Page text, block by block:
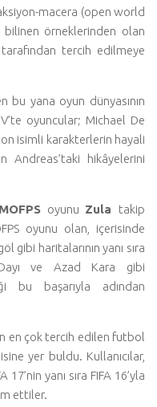
macera (open world
örneklerinden olan
tercih edilmeye
bu yana oyun dünyasının
oyuncular; Michael De
isimli karakterlerin hayali
Andreas’taki hikâyelerini
oyunu Zula takip
oyunu olan, içerisinde
gibi haritalarının yanı sıra
ve Azad Kara gibi
başarıyla adından
en çok tercih edilen futbol
yer buldu. Kullanıcılar,
yanı sıra FIFA 16’yla
ettiler.